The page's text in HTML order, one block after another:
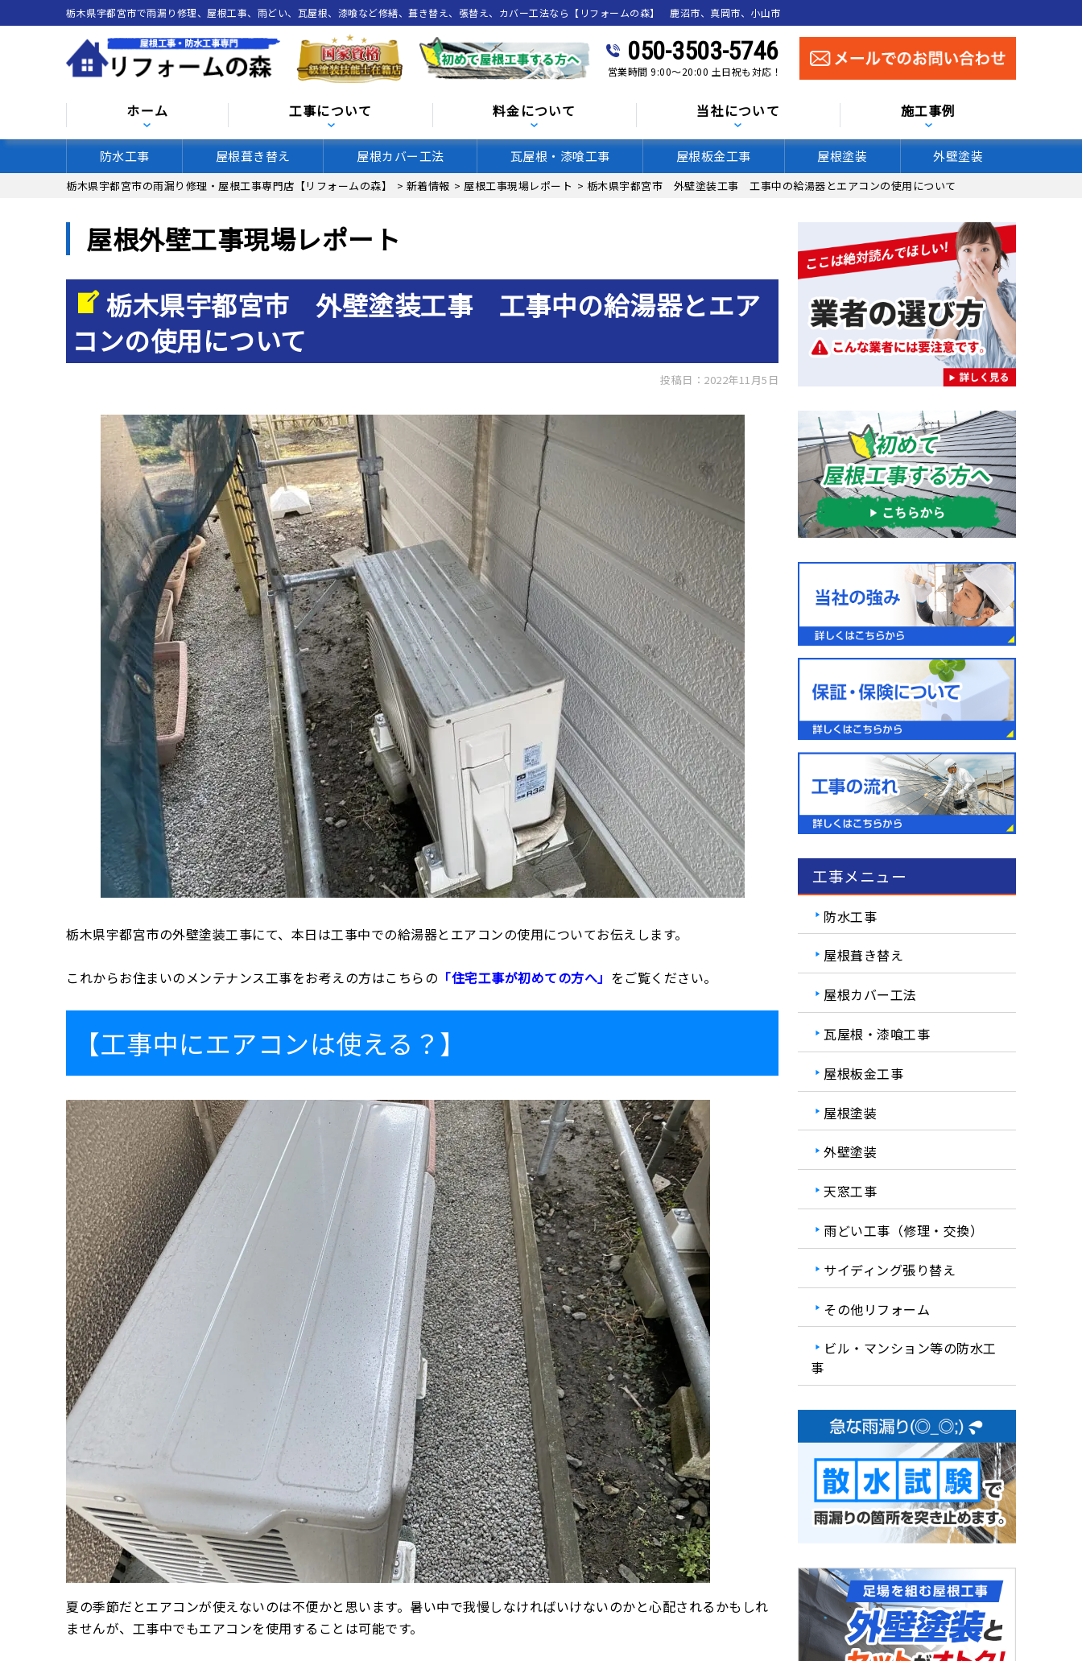
栃木県宇都宮市で雨漏り修理、屋根工事、雨どい、瓦屋根、漆喰など修繕、葺き替え、張替え、カバー工法なら【リフォームの森】 鹿沼市、真岡市、小山市
050-3503-5746
営業時間 9:00～20:00 土日祝も対応！
ホーム 工事について 料金について 当社について 施工事例
防水工事 屋根葺き替え 屋根カバー工法 瓦屋根・漆喰工事 屋根板金工事 屋根塗装 外壁塗装
栃木県宇都宮市の雨漏り修理・屋根工事専門店【リフォームの森】 > 新着情報 > 屋根工事現場レポート > 栃木県宇都宮市 外壁塗装工事 工事中の給湯器とエアコンの使用について
屋根外壁工事現場レポート
栃木県宇都宮市 外壁塗装工事 工事中の給湯器とエア
コンの使用について
投稿日：2022年11月5日
栃木県宇都宮市の外壁塗装工事にて、本日は工事中での給湯器とエアコンの使用についてお伝えします。
これからお住まいのメンテナンス工事をお考えの方はこちらの 「住宅工事が初めての方へ」 をご覧ください。
【工事中にエアコンは使える？】
夏の季節だとエアコンが使えないのは不便かと思います。暑い中で我慢しなければいけないのかと心配されるかもしれ
ませんが、工事中でもエアコンを使用することは可能です。
工事メニュー
防水工事
屋根葺き替え
屋根カバー工法
瓦屋根・漆喰工事
屋根板金工事
屋根塗装
外壁塗装
天窓工事
雨どい工事（修理・交換）
サイディング張り替え
その他リフォーム
ビル・マンション等の防水工
事